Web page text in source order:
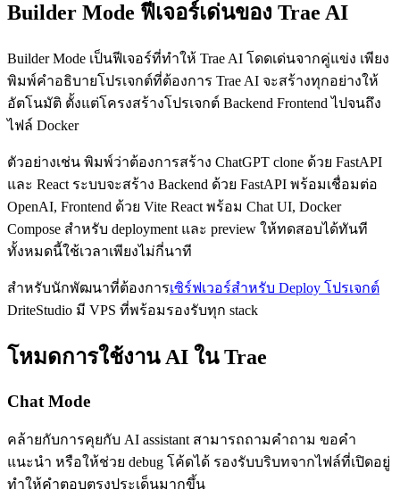
Builder Mode ฟีเจอร์เด่นของ Trae AI
Builder Mode เป็นฟีเจอร์ที่ทำให้ Trae AI โดดเด่นจากคู่แข่ง เพียง
พิมพ์คำอธิบายโปรเจกต์ที่ต้องการ Trae AI จะสร้างทุกอย่างให้
อัตโนมัติ ตั้งแต่โครงสร้างโปรเจกต์ Backend Frontend ไปจนถึง
ไฟล์ Docker
ตัวอย่างเช่น พิมพ์ว่าต้องการสร้าง ChatGPT clone ด้วย FastAPI
และ React ระบบจะสร้าง Backend ด้วย FastAPI พร้อมเชื่อมต่อ
OpenAI, Frontend ด้วย Vite React พร้อม Chat UI, Docker
Compose สำหรับ deployment และ preview ให้ทดสอบได้ทันที
ทั้งหมดนี้ใช้เวลาเพียงไม่กี่นาที
สำหรับนักพัฒนาที่ต้องการเซิร์ฟเวอร์สำหรับ Deploy โปรเจกต์
DriteStudio มี VPS ที่พร้อมรองรับทุก stack
โหมดการใช้งาน AI ใน Trae
Chat Mode
คล้ายกับการคุยกับ AI assistant สามารถถามคำถาม ขอคำ
แนะนำ หรือให้ช่วย debug โค้ดได้ รองรับบริบทจากไฟล์ที่เปิดอยู่
ทำให้คำตอบตรงประเด็นมากขึ้น